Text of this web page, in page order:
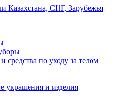
средства по уходу за телом
украшения и изделия